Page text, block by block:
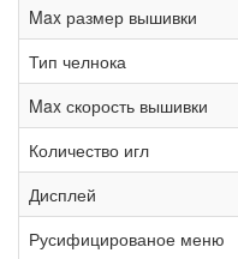
Max размер вышивки
Тип челнока
Max скорость вышивки
Количество игл
Дисплей
Русифицированое меню